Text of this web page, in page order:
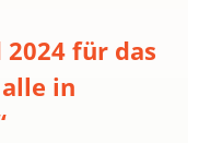
für das
in